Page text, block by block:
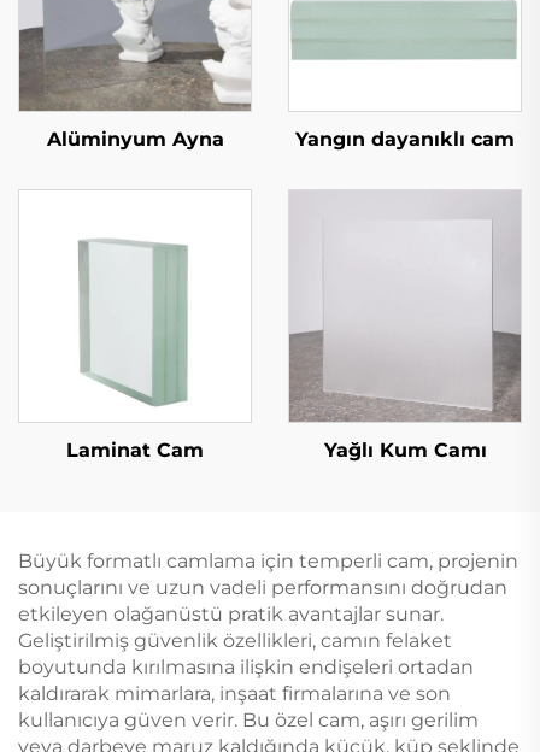
Alüminyum Ayna Yangın dayanıklı cam
Laminat Cam Yağlı Kum Camı
Büyük formatlı camlama için temperli cam, projenin
sonuçlarını ve uzun vadeli performansını doğrudan
etkileyen olağanüstü pratik avantajlar sunar.
Geliştirilmiş güvenlik özellikleri, camın felaket
boyutunda kırılmasına ilişkin endişeleri ortadan
kaldırarak mimarlara, inşaat firmalarına ve son
kullanıcıya güven verir. Bu özel cam, aşırı gerilim
veya darbeye maruz kaldığında küçük, küp şeklinde